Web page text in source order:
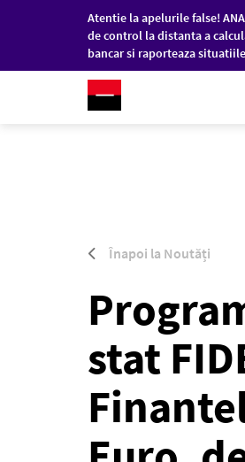
Atentie la apelurile false!
de control la distanta a
bancar si raporteaza
RO/EN
Înapoi la Noutăți
stat